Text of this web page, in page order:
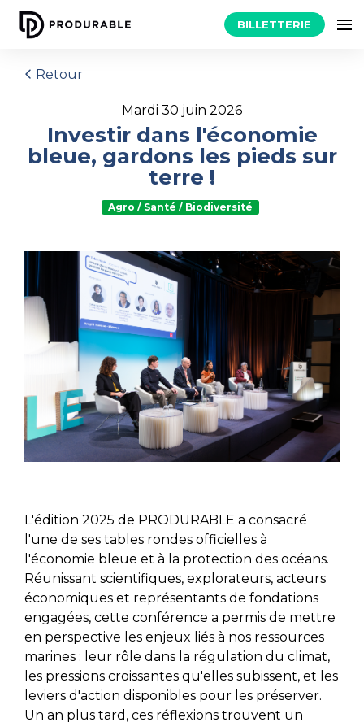
BILLETTERIE
Retour
mardi 30 juin 2026
Investir dans l'économie
bleue, gardons les pieds sur
terre !
Agro / Santé / Biodiversité
L'édition 2025 de PRODURABLE a consacré
l'une de ses tables rondes officielles à
l'économie bleue et à la protection des océans.
Réunissant scientifiques, explorateurs, acteurs
économiques et représentants de fondations
engagées, cette conférence a permis de mettre
en perspective les enjeux liés à nos ressources
marines : leur rôle dans la régulation du climat,
les pressions croissantes qu'elles subissent, et les
leviers d'action disponibles pour les préserver.
Un an plus tard, ces réflexions trouvent un